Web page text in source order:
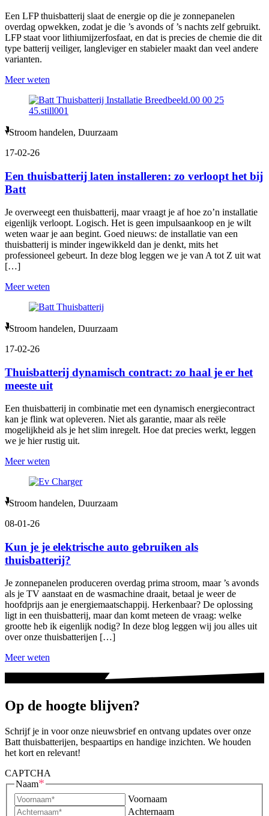
Een LFP thuisbatterij slaat de energie op die je zonnepanelen
overdag opwekken, zodat je die ’s avonds of ’s nachts zelf gebruikt.
LFP staat voor lithiumijzerfosfaat, en dat is precies de chemie die dit
type batterij veiliger, langleviger en stabieler maakt dan veel andere
varianten.
Meer weten
Stroom handelen, Duurzaam
17-02-26
Een thuisbatterij laten installeren: zo verloopt het bij
Batt
Je overweegt een thuisbatterij, maar vraagt je af hoe zo’n installatie
eigenlijk verloopt. Logisch. Het is geen impulsaankoop en je wilt
weten waar je aan begint. Goed nieuws: de installatie van een
thuisbatterij is minder ingewikkeld dan je denkt, mits het
professioneel gebeurt. In deze blog leggen we je van A tot Z uit wat
[…]
Meer weten
Stroom handelen, Duurzaam
17-02-26
Thuisbatterij dynamisch contract: zo haal je er het
meeste uit
Een thuisbatterij in combinatie met een dynamisch energiecontract
kan je flink wat opleveren. Niet als garantie, maar als reële
mogelijkheid als je het slim inregelt. Hoe dat precies werkt, leggen
we je hier rustig uit.
Meer weten
Stroom handelen, Duurzaam
08-01-26
Kun je je elektrische auto gebruiken als
thuisbatterij?
Je zonnepanelen produceren overdag prima stroom, maar ’s avonds
als je TV aanstaat en de wasmachine draait, betaal je weer de
hoofdprijs aan je energiemaatschappij. Herkenbaar? De oplossing
ligt in een thuisbatterij, maar dan komt meteen de vraag: welke
grootte heb ik eigenlijk nodig? In deze blog leggen wij jou alles uit
over onze thuisbatterijen […]
Meer weten
Op de hoogte blijven?
Schrijf je in voor onze nieuwsbrief en ontvang updates over onze
Batt thuisbatterijen, bespaartips en handige inzichten. We houden
het kort en relevant!
CAPTCHA
Naam*
Voornaam
Achternaam